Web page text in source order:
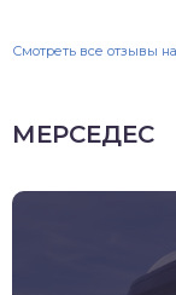
Смотреть все отзывы
МЕРСЕДЕС